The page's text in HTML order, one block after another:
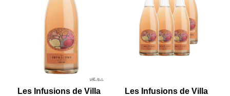
Les Infusions de Villa
Les Infusions de Villa